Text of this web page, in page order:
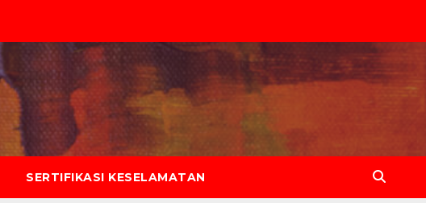
SERTIFIKASI KESELAMATAN